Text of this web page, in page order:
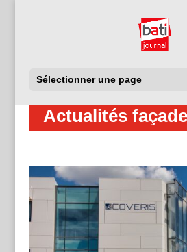
Sélectionner une page
Actualités